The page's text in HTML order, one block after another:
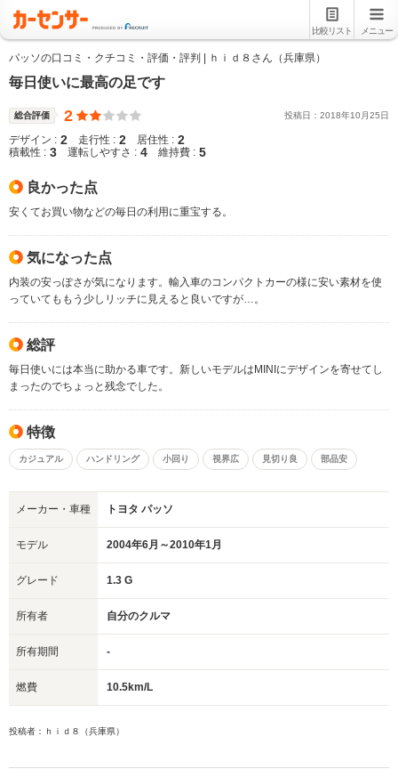
比較リスト メニュー
パッソの口コミ・クチコミ・評価・評判 | ｈｉｄ８さん（兵庫県）
毎日使いに最高の足です
総合評価 2 投稿日： 2018年10 月25日
デザイン : 2 走行性 : 2 居住性 : 2
積載性 : 3 運転しやすさ : 4 維持費 : 5
良かった点
安くてお買い物などの毎日の利用に重宝する。
気になった点
内装の安っぽさが気になります。輸入車のコンパクトカーの様に安い素材を使
っていてももう少しリッチに見えると良いですが…。
総評
毎日使いには本当に助かる車です。新しいモデルはMINIにデザインを寄せてし
まったのでちょっと残念でした。
特徴
カジュアル ハンドリング 小回り 視界広 見切り良 部品安
メーカー・車種 トヨタ パッソ
モデル 2004年6月～2010年1月
グレード 1.3 G
所有者 自分のクルマ
所有期間 -
燃費 10.5km/L
投稿者：ｈｉｄ８（兵庫県）